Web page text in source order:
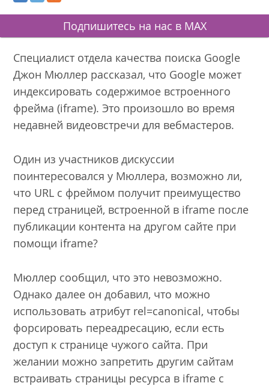
Подпишитесь на нас в MAX
Специалист отдела качества поиска Google
Джон Мюллер рассказал, что Google может
индексировать содержимое встроенного
фрейма (iframe). Это произошло во время
недавней видеовстречи для вебмастеров.
Один из участников дискуссии
поинтересовался у Мюллера, возможно ли,
что URL с фреймом получит преимущество
перед страницей, встроенной в iframe после
публикации контента на другом сайте при
помощи iframe?
Мюллер сообщил, что это невозможно.
Однако далее он добавил, что можно
использовать атрибут rel=canonical, чтобы
форсировать переадресацию, если есть
доступ к странице чужого сайта. При
желании можно запретить другим сайтам
встраивать страницы ресурса в iframe с